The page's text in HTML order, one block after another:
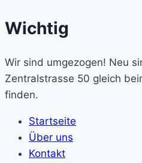
Wichtig
Wir sind umgezogen! Neu
Zentralstrasse 50 gleich
finden.
Startseite
Über uns
Kontakt